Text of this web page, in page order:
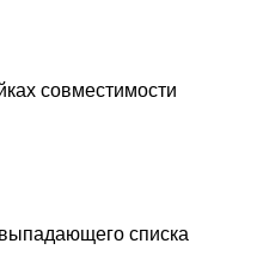
совместимости
списка